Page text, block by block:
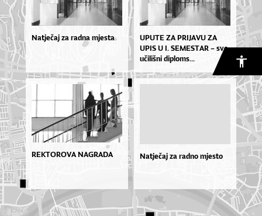
Natječaj za radna mjesta
UPU­TE ZA PRI­JA­VU ZA
UPIS U I. SE­MES­TAR – sve­
u­či­liš­ni di­plo­ms...
REKTOROVA NAGRADA Natječaj za radno mjesto